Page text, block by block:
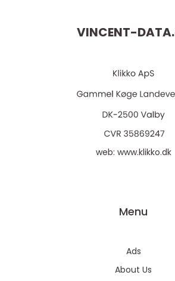
VINCENT-DATA.
web: www.klikko.dk
Menu
Ads
About Us